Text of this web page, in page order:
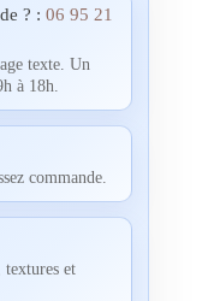
? : 06 95 21
texte. Un
à 18h.
commande.
et